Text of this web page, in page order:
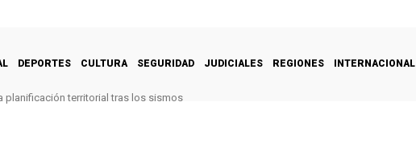
DEPORTES CULTURA SEGURIDAD JUDICIALES REGIONES INTERNACIONAL
planificación territorial tras los sismos